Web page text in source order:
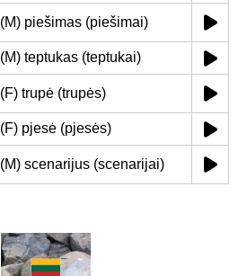
(M) piešimas (piešimai)
(M) teptukas (teptukai)
(F) trupė (trupės)
(F) pjesė (pjesės)
(M) scenarijus (scenarijai)